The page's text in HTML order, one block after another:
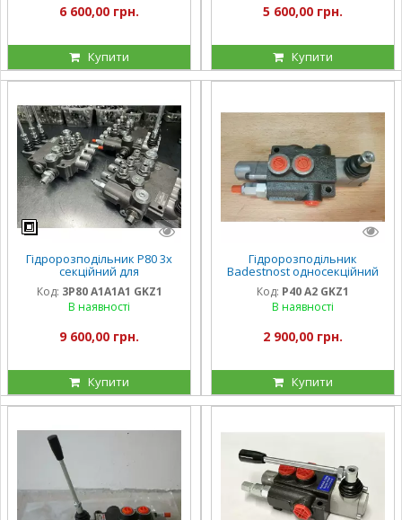
6 600,00 грн.
Купити
5 600,00 грн.
Купити
Гідророзподільник Р80 3x
секційний для
завантажувача сітківок ЗС
Код: 3Р80 A1A1A1 GKZ1
В наявності
9 600,00 грн.
Купити
Гідророзподільник
Badestnost односекційний
Р40 А2 GKZ1 з фіксацією в
один бік
Код: Р40 А2 GKZ1
В наявності
2 900,00 грн.
Купити